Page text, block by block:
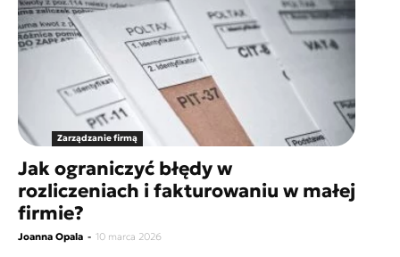
Zarządzanie firmą
Jak ograniczyć błędy w
rozliczeniach i fakturowaniu w małej
firmie?
Joanna Opala - 10 marca 2026